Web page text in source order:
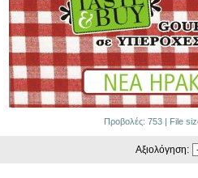
Προβολές: 753 | File
Αξιολόγηση: